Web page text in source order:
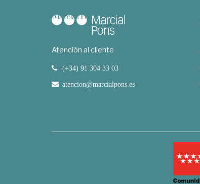
Atención al cliente
(+34) 91 304 33 03
atencion@marcialpons.es